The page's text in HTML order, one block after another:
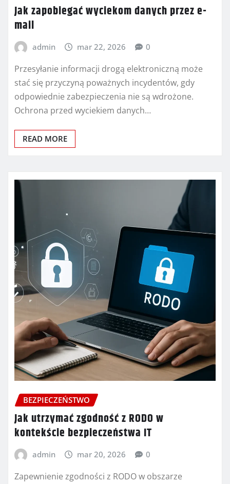
Jak zapobiegać wyciekom danych przez e-
mail
admin mar 22, 2026 0
Przesyłanie informacji drogą elektroniczną może
stać się przyczyną poważnych incydentów, gdy
odpowiednie zabezpieczenia nie są wdrożone.
Ochrona przed wyciekiem danych…
READ MORE
BEZPIECZEŃSTWO
Jak utrzymać zgodność z RODO w
kontekście bezpieczeństwa IT
admin mar 20, 2026 0
Zapewnienie zgodności z RODO w obszarze